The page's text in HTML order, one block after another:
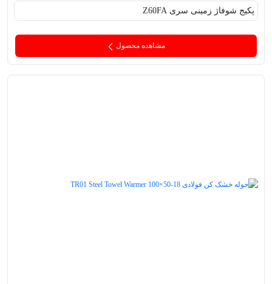
پکیج‌ شوفاژ زمینی سری Z60FA
مشاهده محصول